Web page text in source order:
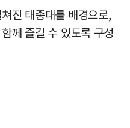
진 태종대를 배경으로,
께 즐길 수 있도록 구성